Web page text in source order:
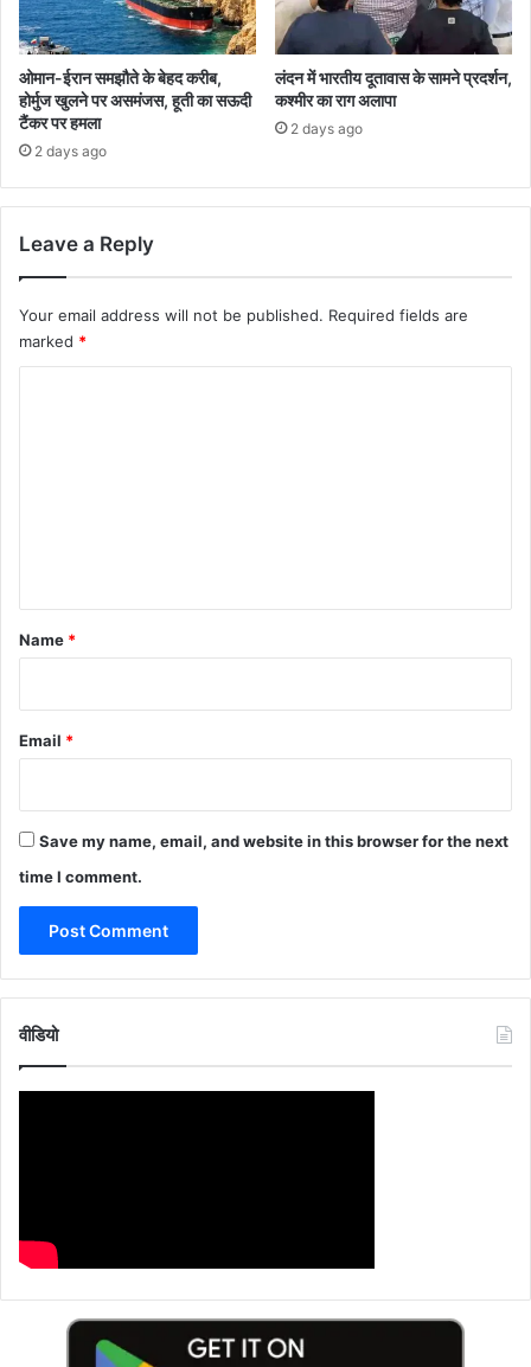
ओमान-ईरान समझौते के बेहद करीब,
होर्मुज खुलने पर असमंजस, हूती का सऊदी
टैंकर पर हमला
2 days ago
लंदन में भारतीय दूतावास के सामने प्रदर्शन,
कश्मीर का राग अलापा
2 days ago
Leave a Reply
Your email address will not be published. Required fields are
marked *
*
Name *
Email *
Save my name, email, and website in this browser for the next
time I comment.
वीडियो